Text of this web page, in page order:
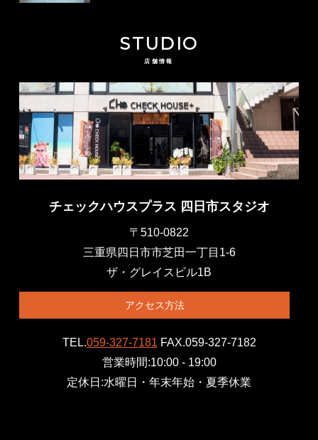
STUDIO
店舗情報
チェックハウスプラス 四日市スタジオ
〒510-0822
三重県四日市市芝田一丁目1-6
ザ・グレイスビル1B
アクセス方法
TEL.059-327-7181 FAX.059-327-7182
営業時間:10:00 - 19:00
定休日:水曜日・年末年始・夏季休業